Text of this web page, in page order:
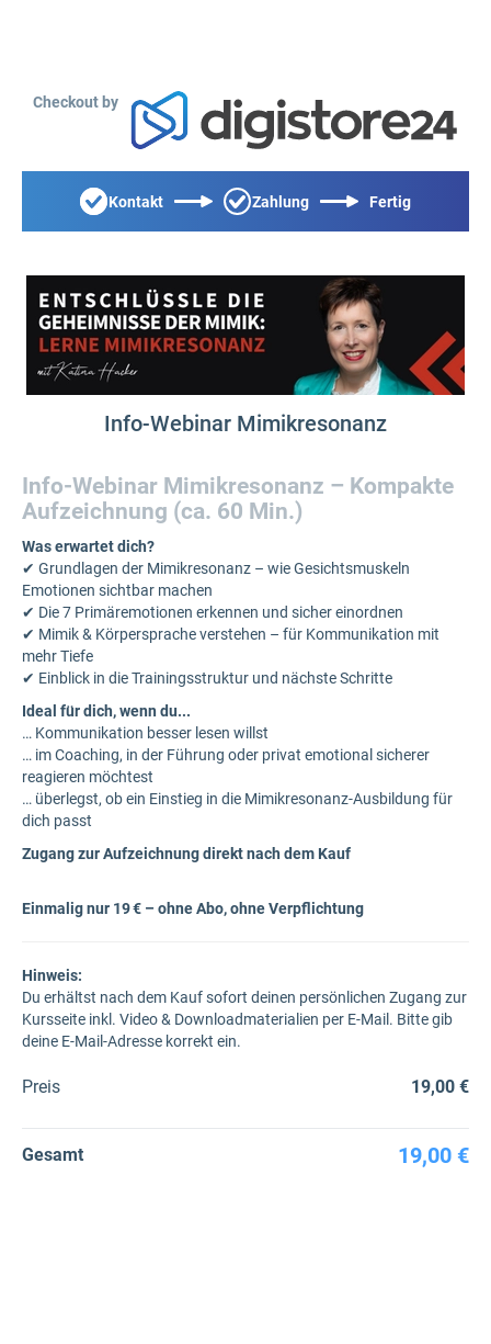
Checkout by
Kontakt Zahlung Fertig
Info-Webinar Mimikresonanz
Info-Webinar Mimikresonanz – Kompakte
Aufzeichnung (ca. 60 Min.)
Was erwartet dich?
✔ Grundlagen der Mimikresonanz – wie Gesichtsmuskeln
Emotionen sichtbar machen
✔ Die 7 Primäremotionen erkennen und sicher einordnen
✔ Mimik & Körpersprache verstehen – für Kommunikation mit
mehr Tiefe
✔ Einblick in die Trainingsstruktur und nächste Schritte
Ideal für dich, wenn du...
… Kommunikation besser lesen willst
… im Coaching, in der Führung oder privat emotional sicherer
reagieren möchtest
… überlegst, ob ein Einstieg in die Mimikresonanz-Ausbildung für
dich passt
Zugang zur Aufzeichnung direkt nach dem Kauf
Einmalig nur 19 € – ohne Abo, ohne Verpflichtung
Hinweis:
Du erhältst nach dem Kauf sofort deinen persönlichen Zugang zur
Kursseite inkl. Video & Downloadmaterialien per E-Mail. Bitte gib
deine E-Mail-Adresse korrekt ein.
Preis 19,00 €
Gesamt 19,00 €